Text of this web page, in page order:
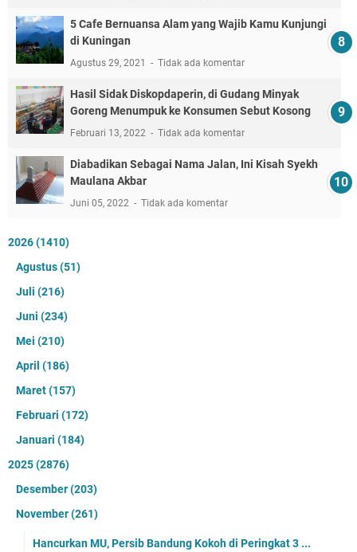
5 Cafe Bernuansa Alam yang Wajib Kamu Kunjungi
di Kuningan
Agustus 29, 2021 Tidak ada komentar
Hasil Sidak Diskopdaperin, di Gudang Minyak
Goreng Menumpuk ke Konsumen Sebut Kosong
Februari 13, 2022 Tidak ada komentar
Diabadikan Sebagai Nama Jalan, Ini Kisah Syekh
Maulana Akbar
Juni 05, 2022 Tidak ada komentar
2026(1410)
Agustus(51)
Juli (216)
Juni (234)
Mei (210)
April (186)
Maret(157)
Februari (172)
Januari (184)
2025(2876)
Desember(203)
November(261)
Hancurkan MU, Persib Bandung Kokoh di Peringkat 3 ...